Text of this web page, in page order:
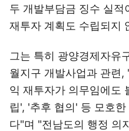
두 개발부담금 징수 실적
재투자 계획도 수립되지
그는 특히 광양경제자유
월지구 개발사업과 관련,
익 재투자가 의무임에도
립', '추후 협의' 등 모호
다"며 "전남도의 행정 의